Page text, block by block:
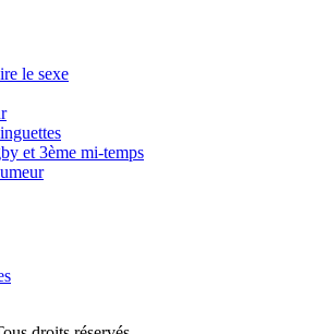
le sexe
et 3ème mi-temps